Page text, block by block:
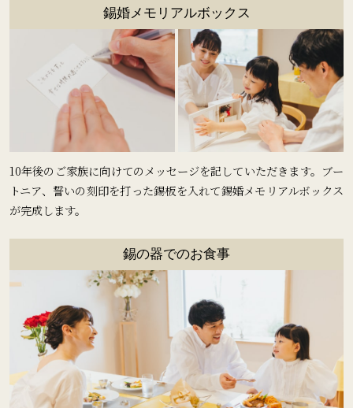
錫婚メモリアルボックス
10年後のご家族に向けてのメッセージを記していただきます。ブー
トニア、誓いの刻印を打った錫板を入れて錫婚メモリアルボックス
が完成します。
錫の器でのお食事